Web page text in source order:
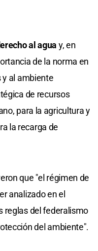
al agua y, en
de la norma en
y al ambiente
de recursos
para la agricultura y
la recarga de
que "el régimen de
analizado en el
reglas del federalismo
del ambiente".